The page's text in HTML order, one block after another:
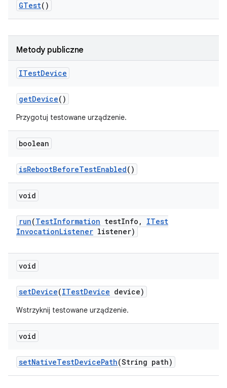
GTest()
Metody publiczne
ITestDevice
getDevice()
Przygotuj testowane urządzenie.
boolean
isRebootBeforeTestEnabled()
void
run(TestInformation testInfo ,
ITest
InvocationListener listener)
void
setDevice(ITestDevice device)
Wstrzyknij testowane urządzenie.
void
setNativeTestDevicePath(String path)